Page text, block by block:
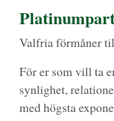
Valfria förmåner
För er som vill ta
synlighet,
med högsta